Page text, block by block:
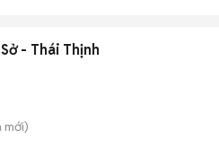
- Thái Thịnh
mới)